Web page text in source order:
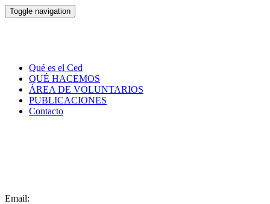
Toggle navigation
Qué es el Ced
QUÉ HACEMOS
ÁREA DE VOLUNTARIOS
PUBLICACIONES
Contacto
Email: